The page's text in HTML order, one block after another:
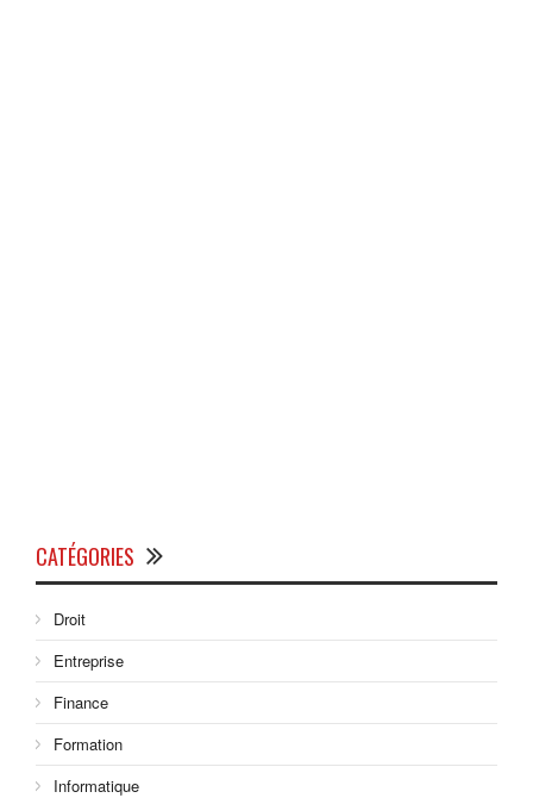
CATÉGORIES
Droit
Entreprise
Finance
Formation
Informatique